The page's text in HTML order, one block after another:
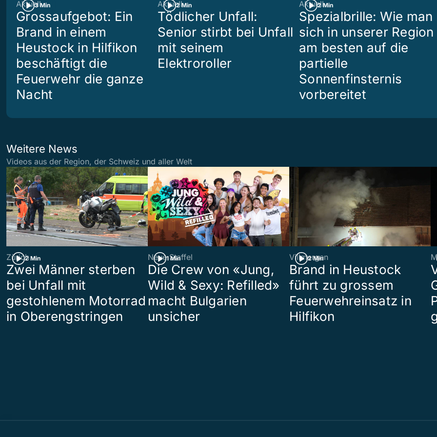
3 Min
Aktuell
Grossaufgebot: Ein
Brand in einem
Heustock in Hilfikon
beschäftigt die
Feuerwehr die ganze
Nacht
2 Min
Aktuell
Tödlicher Unfall:
Senior stirbt bei Unfall
mit seinem
Elektroroller
2 Min
Aktuell
Spezialbrille: Wie man
sich in unserer Region
am besten auf die
partielle
Sonnenfinsternis
vorbereitet
Weitere News
Videos aus der Region, der Schweiz und aller Welt
2 Min
Zürich
Zwei Männer sterben
bei Unfall mit
gestohlenem Motorrad
in Oberengstringen
1 Min
Neue Staffel
Die Crew von «Jung,
Wild & Sexy: Refilled»
macht Bulgarien
unsicher
2 Min
Villmergen
Brand in Heustock
führt zu grossem
Feuerwehreinsatz in
Hilfikon